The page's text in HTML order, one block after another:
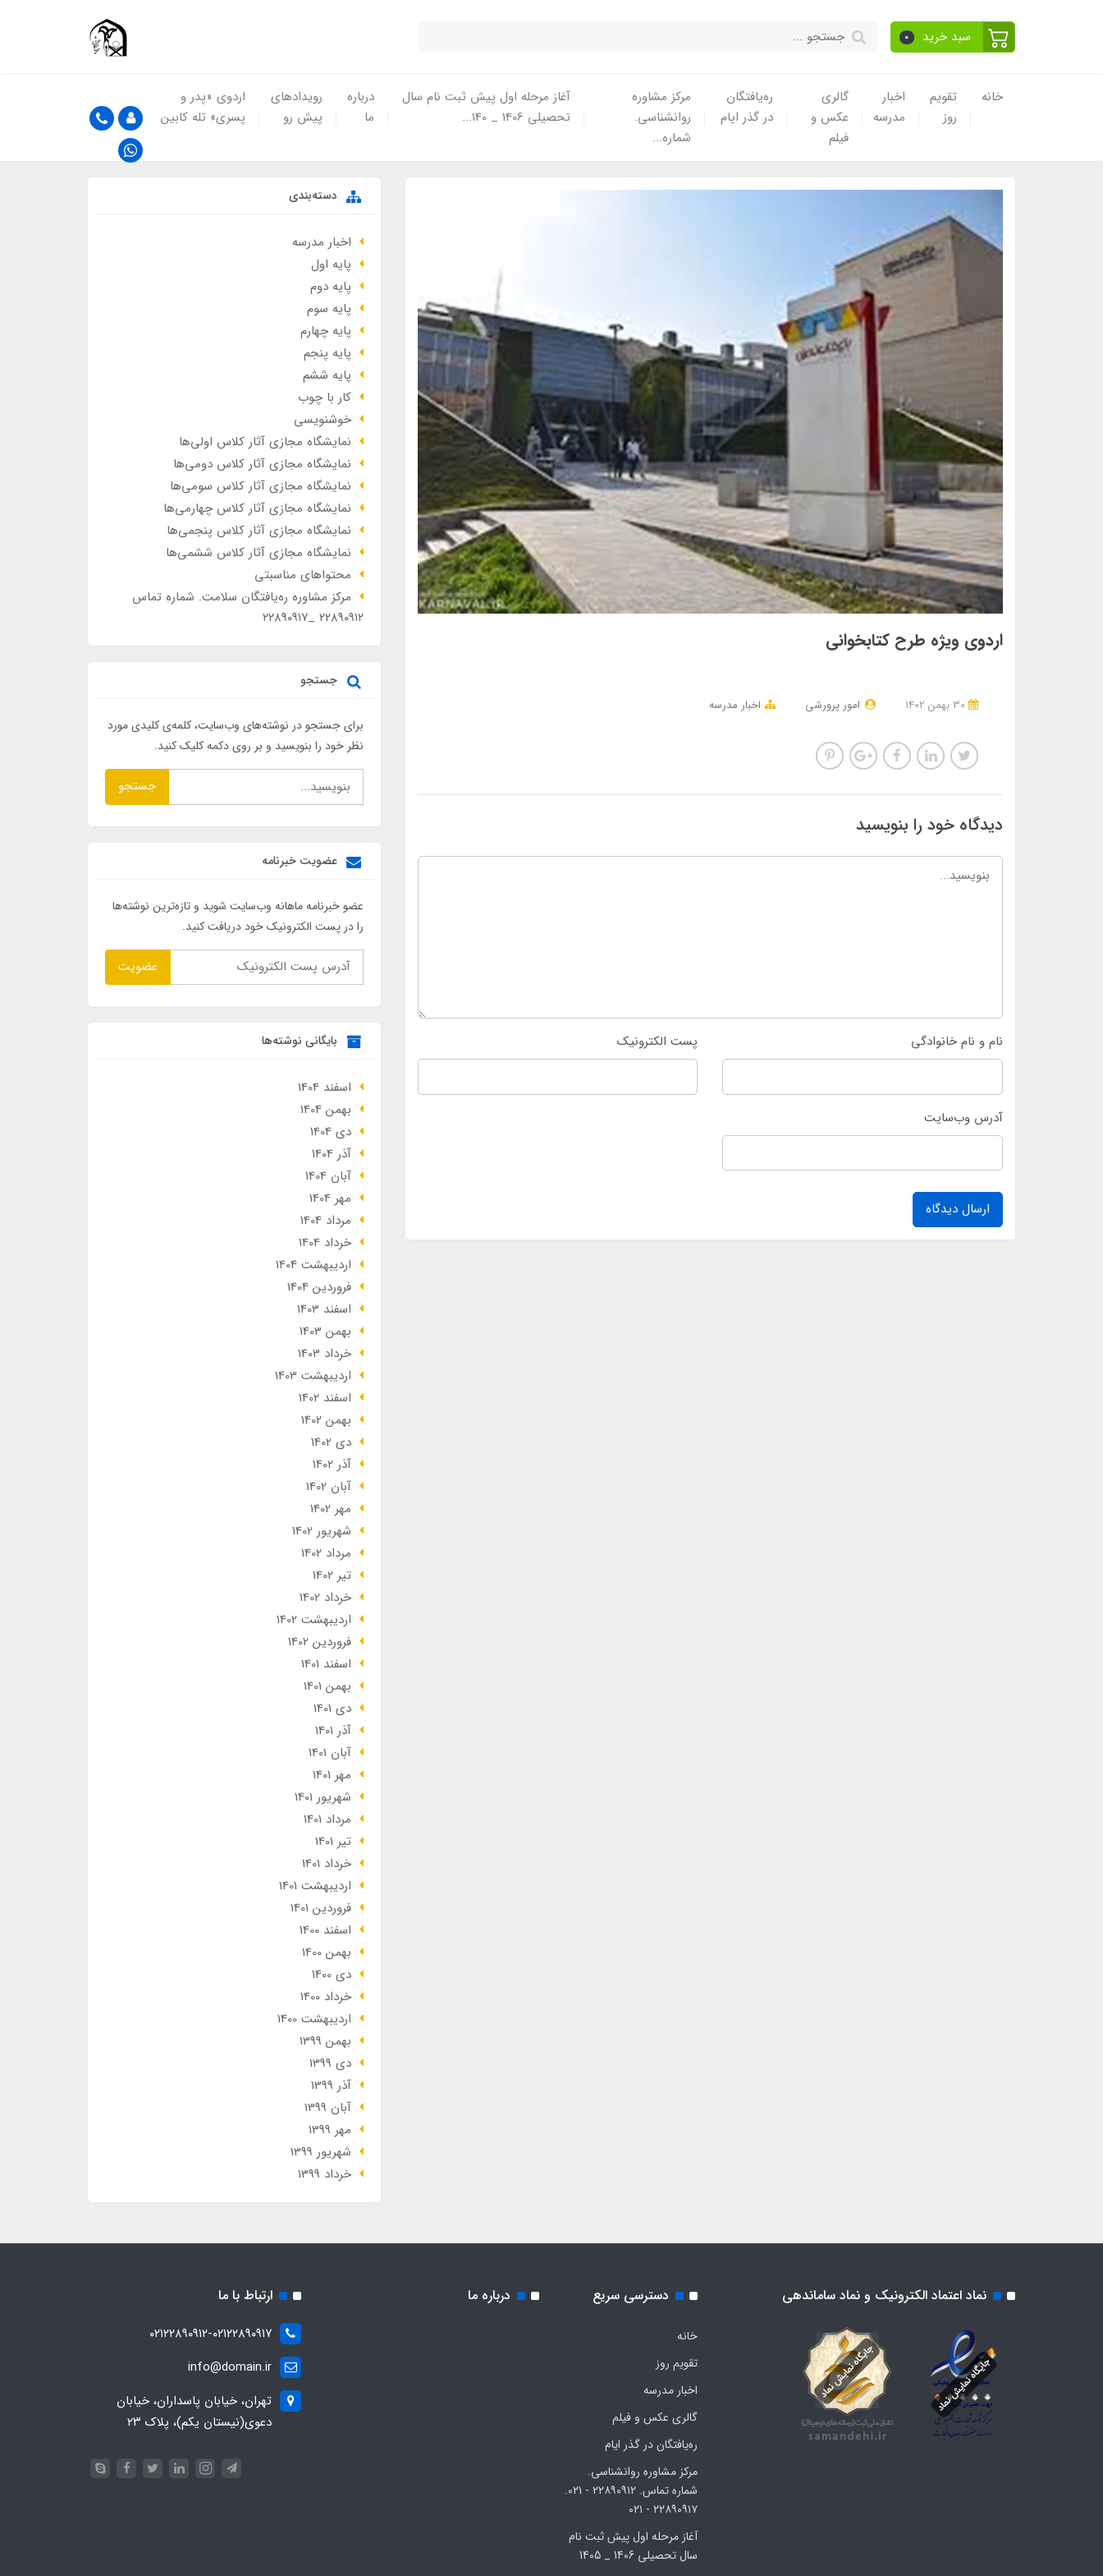
سبد خرید 0
خانه
تقویم
روز
اخبار
مدرسه
گالری
عکس و
فیلم
ره‌یافتگان
در گذر ایام
مرکز مشاوره
روانشناسی.
شماره...
آغاز مرحله اول پیش ثبت نام سال
تحصیلی 1406 _ 140...
درباره
ما
رویدادهای
پیش رو
اردوی «پدر و
پسری» تله کابین
اردوی ویژه طرح کتابخوانی
امور پرورشی اخبار مدرسه
دیدگاه خود را بنویسید
نام و نام خانوادگی پست الکترونیک
آدرس وب‌سایت
ارسال دیدگاه
دسته‌بندی
اخبار مدرسه
پایه اول
پایه دوم
پایه سوم
پایه چهارم
پایه پنجم
پایه ششم
کار با چوب
خوشنویسی
نمایشگاه مجازی آثار کلاس اولی‌ها
نمایشگاه مجازی آثار کلاس دومی‌ها
نمایشگاه مجازی آثار کلاس سومی‌ها
نمایشگاه مجازی آثار کلاس چهارمی‌ها
نمایشگاه مجازی آثار کلاس پنجمی‌ها
نمایشگاه مجازی آثار کلاس ششمی‌ها
محتواهای مناسبتی
مرکز مشاوره ره‌یافتگان سلامت. شماره تماس
۲۲۸۹۰۹۱۲ _۲۲۸۹۰۹۱۷
جستجو
برای جستجو در نوشته‌های وب‌سایت، کلمه‌ی کلیدی مورد
نظر خود را بنویسید و بر روی دکمه کلیک کنید.
جستجو
عضویت خبرنامه
عضو خبرنامه ماهانه وب‌سایت شوید و تازه‌ترین نوشته‌ها
را در پست الکترونیک خود دریافت کنید.
عضویت
بایگانی نوشته‌ها
اسفند 1404
بهمن 1404
دی 1404
آذر 1404
آبان 1404
مهر 1404
مرداد 1404
خرداد 1404
ارديبهشت 1404
فروردین 1404
اسفند 1403
بهمن 1403
خرداد 1403
ارديبهشت 1403
اسفند 1402
بهمن 1402
دی 1402
آذر 1402
آبان 1402
مهر 1402
شهریور 1402
مرداد 1402
تير 1402
خرداد 1402
ارديبهشت 1402
فروردین 1402
اسفند 1401
بهمن 1401
دی 1401
آذر 1401
آبان 1401
مهر 1401
شهریور 1401
مرداد 1401
تير 1401
خرداد 1401
ارديبهشت 1401
فروردین 1401
اسفند 1400
بهمن 1400
دی 1400
خرداد 1400
ارديبهشت 1400
بهمن 1399
دی 1399
آذر 1399
آبان 1399
مهر 1399
شهریور 1399
خرداد 1399
نماد اعتماد الکترونیک و نماد ساماندهی دسترسی سریع
خانه
تقویم روز
اخبار مدرسه
گالری عکس و فیلم
ره‌یافتگان در گذر ایام
مرکز مشاوره روانشناسی.
شماره تماس. ۲۲۸۹۰۹۱۲ - ۰۲۱.
۲۲۸۹۰۹۱۷ - ۰۲۱
آغاز مرحله اول پیش ثبت نام
سال تحصیلی 1406 _ 1405
درباره ما ارتباط با ما
۰۲۱۲۲۸۹۰۹۱۲-۰۲۱۲۲۸۹۰۹۱۷
info@domain.ir
تهران، خیابان پاسداران، خیابان
دعوی(نیستان یکم)، پلاک ۲۳